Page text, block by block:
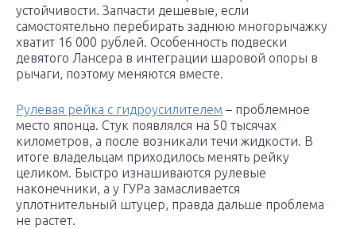
устойчивости. Запчасти дешевые, если
самостоятельно перебирать заднюю многорычажку
хватит 16 000 рублей. Особенность подвески
девятого Лансера в интеграции шаровой опоры в
рычаги, поэтому меняются вместе.
Рулевая рейка с гидроусилителем – проблемное
место японца. Стук появлялся на 50 тысячах
километров, а после возникали течи жидкости. В
итоге владельцам приходилось менять рейку
целиком. Быстро изнашиваются рулевые
наконечники, а у ГУРа замасливается
уплотнительный штуцер, правда дальше проблема
не растет.